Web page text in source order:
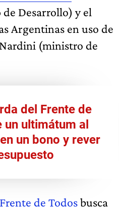
Desarrollo) y el
Argentinas en uso de
(ministro de
del Frente de
un ultimátum al
un bono y rever
Frente de Todosbusca